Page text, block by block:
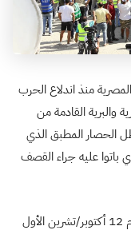
منذ اندلاع الحرب
والبرية القادمة من
الحصار المطبق الذي
باتوا عليه جراء القصف
وهبطت أول طائرة مساعدات في مطار العريش يوم 12 أكتوبر/تشرين الأول